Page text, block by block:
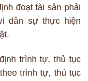
đoạt tài sản phải
dân sự thực hiện
trình tự, thủ tục
trình tự, thủ tục